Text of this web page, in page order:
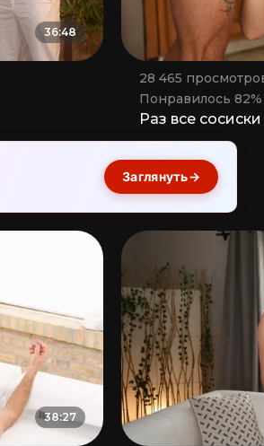
36:48
28 465
Понравилось 82%
Раз все
Заглянуть→
38:27